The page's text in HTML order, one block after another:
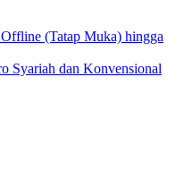
(Tatap Muka) hingga
Syariah dan Konvensional